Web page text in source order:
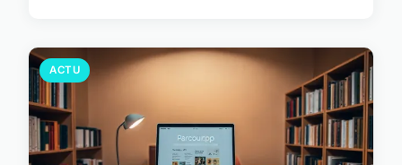
ACTU